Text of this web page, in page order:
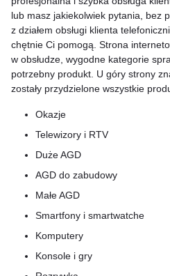
lub masz jakiekolwiek pytania, bez
z działem obsługi klienta
chętnie Ci pomogą. Strona
w obsłudze, wygodne kategorie
potrzebny produkt. U góry strony
zostały przydzielone wszystkie
Okazje
Telewizory i RTV
Duże AGD
AGD do zabudowy
Małe AGD
Smartfony i smartwatche
Komputery
Konsole i gry